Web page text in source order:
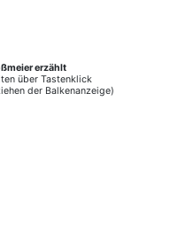
erzählt
über Tastenklick
der Balkenanzeige)